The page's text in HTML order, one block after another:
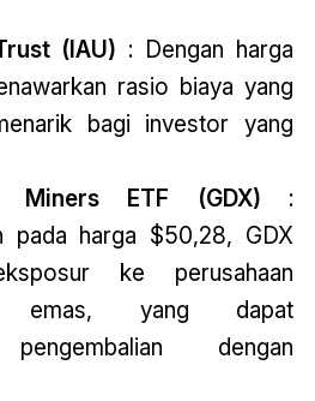
(IAU) : Dengan harga
rasio biaya yang
bagi investor yang
Miners ETF (GDX) :
pada harga $50,28, GDX
ke perusahaan
emas, yang dapat
pengembalian dengan